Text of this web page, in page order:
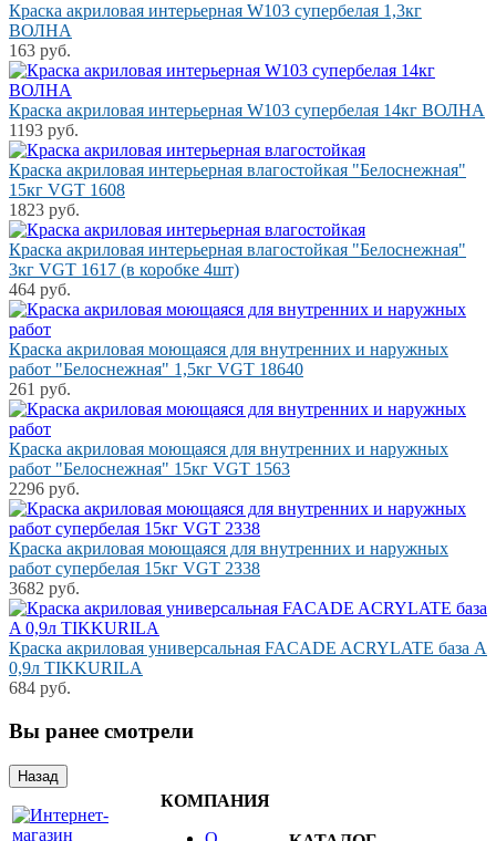
Краска акриловая интерьерная W103 супербелая 1,3кг
ВОЛНА
163 руб.
Краска акриловая интерьерная W103 супербелая 14кг ВОЛНА
1193 руб.
Краска акриловая интерьерная влагостойкая "Белоснежная"
15кг VGT 1608
1823 руб.
Краска акриловая интерьерная влагостойкая "Белоснежная"
3кг VGT 1617 (в коробке 4шт)
464 руб.
Краска акриловая моющаяся для внутренних и наружных
работ "Белоснежная" 1,5кг VGT 18640
261 руб.
Краска акриловая моющаяся для внутренних и наружных
работ "Белоснежная" 15кг VGT 1563
2296 руб.
Краска акриловая моющаяся для внутренних и наружных
работ супербелая 15кг VGT 2338
3682 руб.
Краска акриловая универсальная FACADE ACRYLATE база A
0,9л TIKKURILA
684 руб.
Вы ранее смотрели
КОМПАНИЯ